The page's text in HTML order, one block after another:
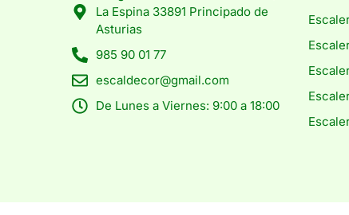
La Espina 33891 Principado de
Asturias
985 90 01 77
escaldecor@gmail.com
De Lunes a Viernes: 9:00 a 18:00